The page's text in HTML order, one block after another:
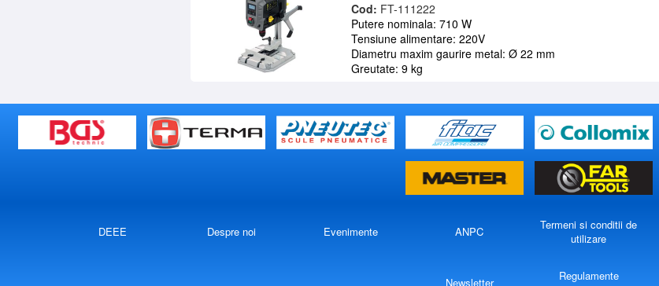
Cod: FT-111222
Putere nominala: 710 W
Tensiune alimentare: 220V
Diametru maxim gaurire metal: Ø 22 mm
Greutate: 9 kg
DEEE Despre noi Evenimente ANPC
Termeni si conditii de
utilizare
Newsletter
Regulamente